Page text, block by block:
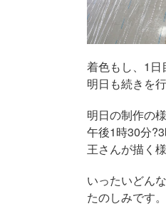
着色もし、1日
明日も続きを行
明日の制作の様
午後1時30分?3
王さんが描く
いったいどん
たのしみです。